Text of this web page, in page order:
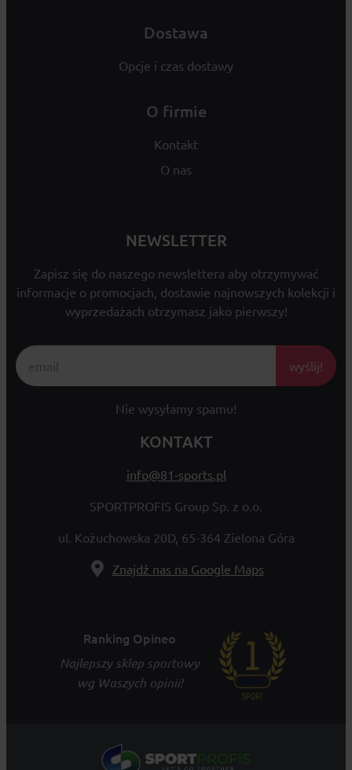
Dostawa
Opcje i czas dostawy
O firmie
Kontakt
O nas
NEWSLETTER
Zapisz się do naszego newslettera aby otrzymywać
informacje o promocjach, dostawie najnowszych kolekcji i
wyprzedażach otrzymasz jako pierwszy!
wyślij!
Nie wysyłamy spamu!
KONTAKT
info@81-sports.pl
SPORTPROFIS Group Sp. z o.o.
ul. Kożuchowska 20D, 65-364 Zielona Góra
Znajdź nas na Google Maps
Ranking Opineo
Najlepszy sklep sportowy
wg Waszych opinii!